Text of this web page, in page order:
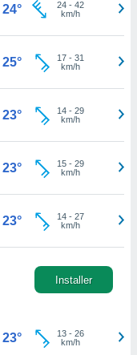
24° 24- 42
km/h
25° 17- 31
km/h
23° 14- 29
km/h
23° 15- 29
km/h
23° 14- 27
km/h
Installer
23° 13- 26
km/h